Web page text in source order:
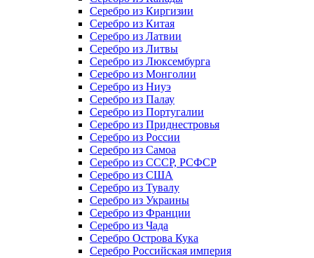
Серебро из Киргизии
Серебро из Китая
Серебро из Латвии
Серебро из Литвы
Серебро из Люксембурга
Серебро из Монголии
Серебро из Ниуэ
Серебро из Палау
Серебро из Португалии
Серебро из Приднестровья
Серебро из России
Серебро из Самоа
Серебро из СССР, РСФСР
Серебро из США
Серебро из Тувалу
Серебро из Украины
Серебро из Франции
Серебро из Чада
Серебро Острова Кука
Серебро Российская империя